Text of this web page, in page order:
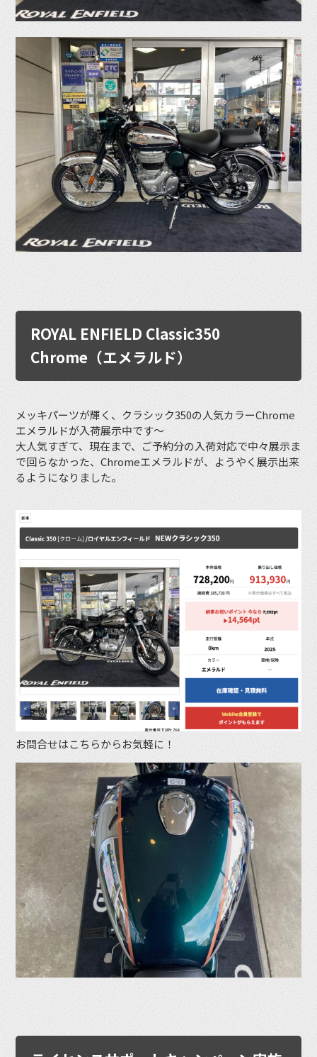
ROYAL ENFIELD Classic350
Chrome（エメラルド）
メッキパーツが輝く、クラシック350の人気カラーChrome
エメラルドが入荷展示中です〜
大人気すぎて、現在まで、ご予約分の入荷対応で中々展示ま
で回らなかった、Chromeエメラルドが、ようやく展示出来
るようになりました。
お問合せはこちらからお気軽に！